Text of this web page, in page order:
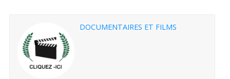
DOCUMENTAIRES ET FILMS